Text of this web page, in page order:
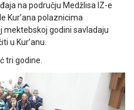
na području Medžlisa IZ-e
Kur’ana polaznicima
mektebskoj godini savladaju
u Kur’anu.
tri godine.